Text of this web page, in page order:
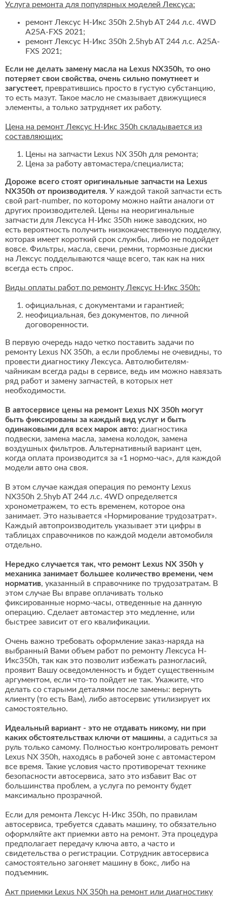
Услуга ремонта для популярных моделей Лексуса:
ремонт Лексус Н-Икс 350h 2.5hyb AT 244 л.с. 4WD
A25A-FXS 2021;
ремонт Лексус Н-Икс 350h 2.5hyb AT 244 л.с. A25A-
FXS 2021;
Если не делать замену масла на Lexus NX350h, то оно
потеряет свои свойства, очень сильно помутнеет и
загустеет, превратившись просто в густую субстанцию,
то есть мазут. Такое масло не смазывает движущиеся
элементы, а только затрудняет их работу.
Цена на ремонт Лексус Н-Икс 350h складывается из
составляющих:
Цены на запчасти Lexus NX 350h для ремонта;
Цена за работу автомастера/специалиста;
Дороже всего стоят оригинальные запчасти на Lexus
NX350h от производителя. У каждой такой запчасти есть
свой part-number, по которому можно найти аналоги от
других производителей. Цены на неоригинальные
запчасти для Лексуса Н-Икс 350h ниже заводских, но
есть вероятность получить низкокачественную подделку,
которая имеет короткий срок службы, либо не подойдет
вовсе. Фильтры, масла, свечи, ремни, тормозные диски
на Лексус подделываются чаще всего, так как на них
всегда есть спрос.
Виды оплаты работ по ремонту Лексус Н-Икс 350h:
официальная, с документами и гарантией;
неофициальная, без документов, по личной
договоренности.
В первую очередь надо четко поставить задачи по
ремонту Lexus NX 350h, а если проблемы не очевидны, то
провести диагностику Лексуса. Автолюбителям-
чайникам всегда рады в сервисе, ведь им можно навязать
ряд работ и замену запчастей, в которых нет
необходимости.
В автосервисе цены на ремонт Lexus NX 350h могут
быть фиксированы за каждый вид услуг и быть
одинаковыми для всех марок авто: диагностика
подвески, замена масла, замена колодок, замена
воздушных фильтров. Альтернативный вариант цен,
когда оплата производится за «1 нормо-час», для каждой
модели авто она своя.
В этом случае каждая операция по ремонту Lexus
NX350h 2.5hyb AT 244 л.с. 4WD определяется
хронометражем, то есть временем, которое она
занимает. Это называется «Нормирование трудозатрат».
Каждый автопроизводитель указывает эти цифры в
таблицах справочников по каждой модели автомобиля
отдельно.
Нередко случается так, что ремонт Lexus NX 350h у
механика занимает большее количество времени, чем
норматив, указанный в справочнике по трудозатратам. В
этом случае Вы вправе оплачивать только
фиксированные нормо-часы, отведенные на данную
операцию. Сделает автомастер это медленне, или
быстрее зависит от его квалификации.
Очень важно требовать оформление заказ-наряда на
выбранный Вами объем работ по ремонту Лексуса Н-
Икс350h, так как это позволит избежать разногласий,
проявит Вашу осведомленность и будет существенным
аргументом, если что-то пойдет не так. Укажите, что
делать со старыми деталями после замены: вернуть
клиенту (то есть Вам), либо автосервис утилизирует их
самостоятельно.
Идеальный вариант - это не отдавать никому, ни при
каких обстоятельствах ключи от машины, а садиться за
руль только самому. Полностью контролировать ремонт
Lexus NX 350h, находясь в рабочей зоне с автомастером
все время. Такие условия часто противоречат технике
безопасности автосервиса, зато это избавит Вас от
большинства проблем, а услуга по ремонту будет
максимально прозрачной.
Если для ремонта Лексус Н-Икс 350h, по правилам
автосервиса, требуется сдавать машину, то обязательно
оформляйте акт приемки авто на ремонт. Эта процедура
предполагает передачу ключа авто, а часто и
свидетельства о регистрации. Сотрудник автосервиса
самостоятельно загоняет машину в бокс, либо на
подъемник.
Акт приемки Lexus NX 350h на ремонт или диагностику